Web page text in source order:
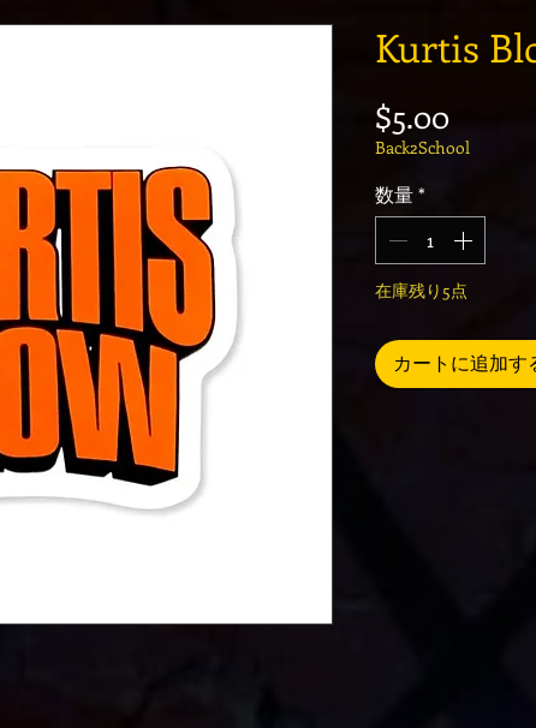
Kurtis
$5.00価格
Back2School
数量*
在庫残り5点
カートに追加す